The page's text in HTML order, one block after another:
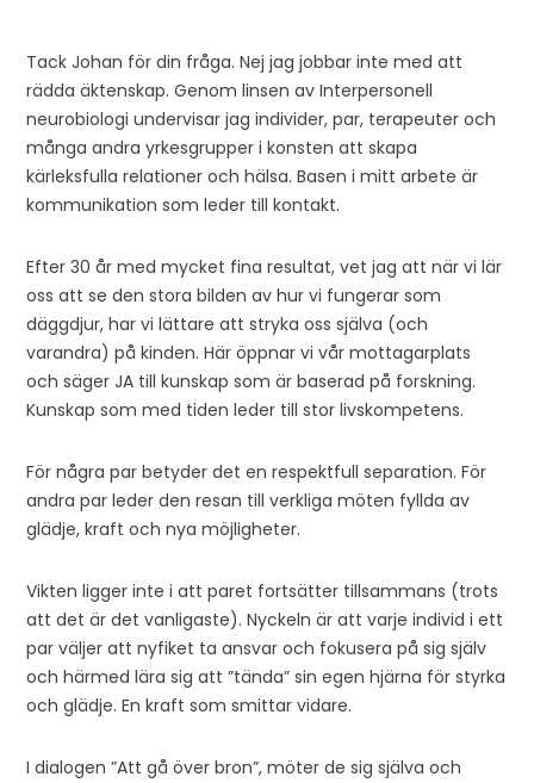
Tack Johan för din fråga. Nej jag jobbar inte med att
rädda äktenskap. Genom linsen av Interpersonell
neurobiologi undervisar jag individer, par, terapeuter och
många andra yrkesgrupper i konsten att skapa
kärleksfulla relationer och hälsa. Basen i mitt arbete är
kommunikation som leder till kontakt.
Efter 30 år med mycket fina resultat, vet jag att när vi lär
oss att se den stora bilden av hur vi fungerar som
däggdjur, har vi lättare att stryka oss själva (och
varandra) på kinden. Här öppnar vi vår mottagarplats
och säger JA till kunskap som är baserad på forskning.
Kunskap som med tiden leder till stor livskompetens.
För några par betyder det en respektfull separation. För
andra par leder den resan till verkliga möten fyllda av
glädje, kraft och nya möjligheter.
Vikten ligger inte i att paret fortsätter tillsammans (trots
att det är det vanligaste). Nyckeln är att varje individ i ett
par väljer att nyfiket ta ansvar och fokusera på sig själv
och härmed lära sig att ”tända” sin egen hjärna för styrka
och glädje. En kraft som smittar vidare.
I dialogen ”Att gå över bron”, möter de sig själva och